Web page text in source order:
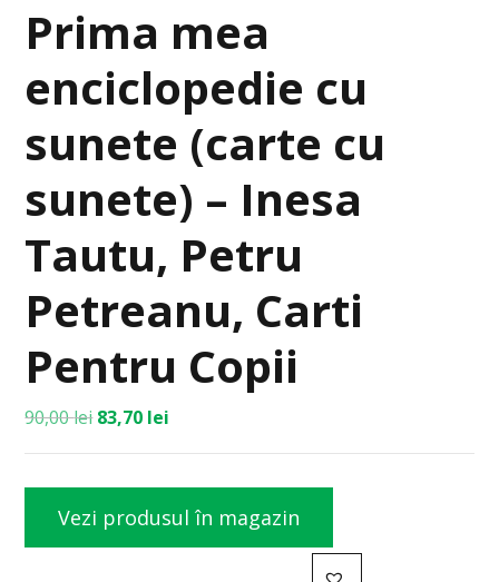
Prima mea
enciclopedie cu
sunete (carte cu
sunete) – Inesa
Tautu, Petru
Petreanu, Carti
Pentru Copii
90,00lei 83,70 lei
Vezi produsul în magazin